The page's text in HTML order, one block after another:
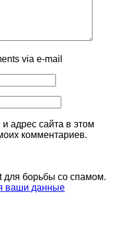
via e-mail
адрес сайта в этом
комментариев.
для борьбы со спамом.
ваши данные